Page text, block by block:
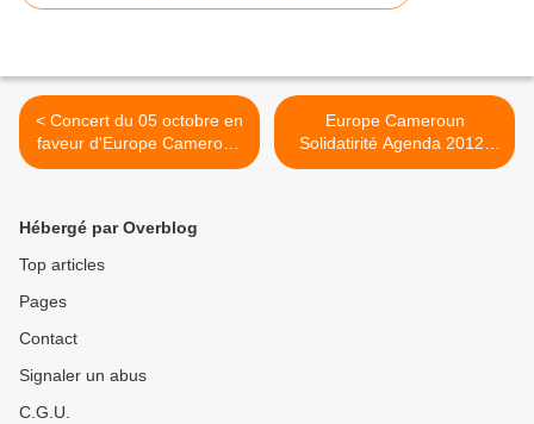
< Concert du 05 octobre en
faveur d'Europe Cameroun
Solidarité
Europe Cameroun
Solidatirité Agenda 2012-
2013 >
Hébergé par Overblog
Top articles
Pages
Contact
Signaler un abus
C.G.U.